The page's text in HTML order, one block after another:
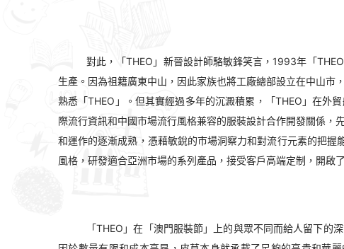
對此，「THEO」新晉設計師駱敏鋒笑言，1993年「
生產。因為祖籍廣東中山，因此家族也將工廠總部設立在中山
熟悉「THEO」。但其實經過多年的沉澱積累，「THEO」在外
際流行資訊和中國市場流行風格兼容的服裝設計合作開發關係
和運作的逐漸成熟，憑藉敏銳的市場洞察力和對流行元素的把
風格，研發適合亞洲市場的系列產品，接受客戶高端定制，開啟
「THEO」在「澳門服裝節」上的與眾不同而給人留下